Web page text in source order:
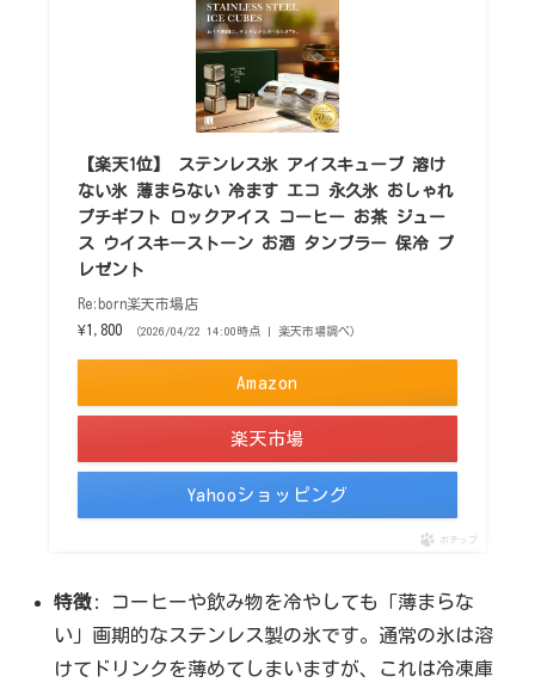
【楽天1位】 ステンレス氷 アイスキューブ 溶け
ない氷 薄まらない 冷ます エコ 永久氷 おしゃれ
プチギフト ロックアイス コーヒー お茶 ジュー
ス ウイスキーストーン お酒 タンブラー 保冷 プ
レゼント
Re:born楽天市場店
¥1,800
（2026/04/22 14:00時点 | 楽天市場調べ）
Amazon
楽天市場
Yahooショッピング
ポチップ
特徴: コーヒーや飲み物を冷やしても「薄まらな
い」画期的なステンレス製の氷です。通常の氷は溶
けてドリンクを薄めてしまいますが、これは冷凍庫